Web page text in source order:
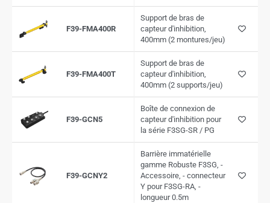
F39-FMA400R
Support de bras de
capteur d'inhibition,
400mm (2 montures/jeu)
F39-FMA400T
Support de bras de
capteur d'inhibition,
400mm (2 supports/jeu)
F39-GCN5
Boîte de connexion de
capteur d'inhibition pour
la série F3SG-SR / PG
F39-GCNY2
Barrière immatérielle
gamme Robuste F3SG, -
Accessoire, - connecteur
Y pour F3SG-RA, -
longueur 0.5m